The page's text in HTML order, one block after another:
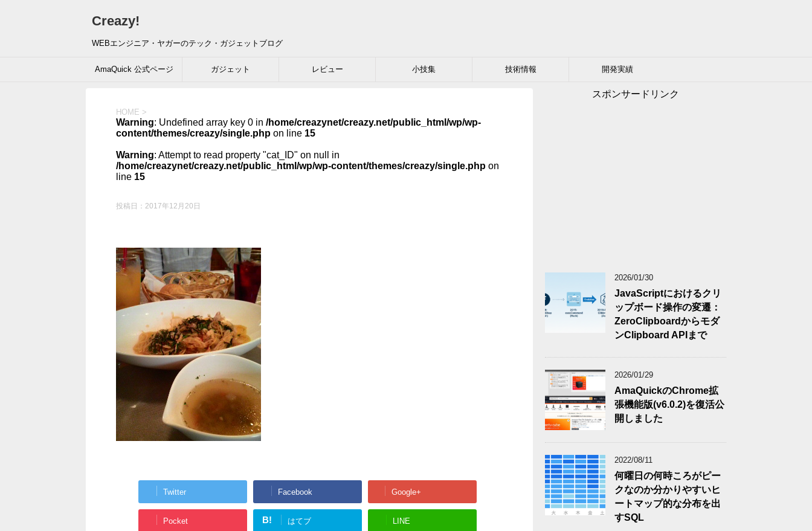
Creazy!
WEBエンジニア・ヤガーのテック・ガジェットブログ
AmaQuick 公式ページ ガジェット レビュー 小技集 技術情報 開発実績
HOME >
Warning: Undefined array key 0 in /home/creazynet/creazy.net/public_html/wp/wp-
content/themes/creazy/single.php on line 15
Warning: Attempt to read property "cat_ID" on null in
/home/creazynet/creazy.net/public_html/wp/wp-content/themes/creazy/single.php on
line 15
投稿日： 2017年12月20日
Twitter Facebook Google+
Pocket B! はてブ LINE
スポンサードリンク
2026/01/30
JavaScriptにおけるクリ
ップボード操作の変遷：
ZeroClipboardからモダ
ンClipboard APIまで
2026/01/29
AmaQuickのChrome拡
張機能版(v6.0.2)を復活公
開しました
2022/08/11
何曜日の何時ころがピー
クなのか分かりやすいヒ
ートマップ的な分布を出
すSQL